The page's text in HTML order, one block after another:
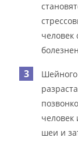
человек
Шейного
человек
шеи и